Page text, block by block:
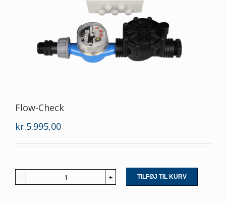
Flow-Check
kr.5.995,00
Flow-
TILFØJ TIL KURV